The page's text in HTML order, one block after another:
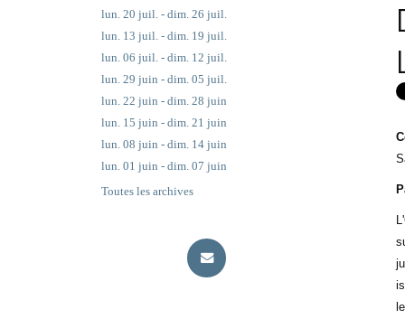
lun. 20 juil. - dim. 26 juil.
lun. 13 juil. - dim. 19 juil.
lun. 06 juil. - dim. 12 juil.
lun. 29 juin - dim. 05 juil.
lun. 22 juin - dim. 28 juin
lun. 15 juin - dim. 21 juin
lun. 08 juin - dim. 14 juin
lun. 01 juin - dim. 07 juin
Toutes les archives